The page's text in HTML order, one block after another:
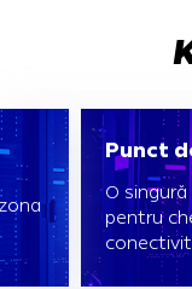
Punct
O
pentru